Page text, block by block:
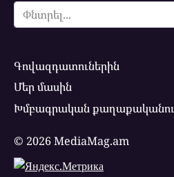
Search
for:
Գովազդատուներին
Մեր մասին
Խմբագրական
© 2026 MediaMag.am